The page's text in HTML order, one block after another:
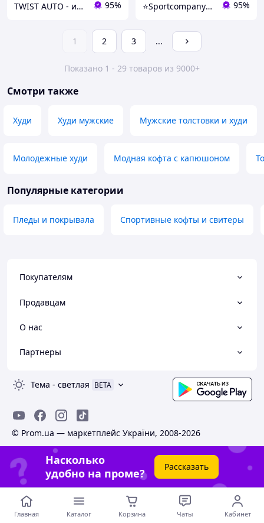
TWIST AUTO - инструмент по доступной цене 95% ⭐️Sportcompany⭐️ Інтернет магазин спортивних товарів⭐️ 95%
1 2 3 ...
Показано 1 - 29 товаров из 9000+
Смотри также
Худи Худи мужские Мужские толстовки и худи
Молодежные худи Модная кофта с капюшоном
Популярные категории
Пледы и покрывала Спортивные кофты и свитеры
Покупателям
Продавцам
О нас
Партнеры
Тема - светлая BETA
© Prom.ua — маркетплейс України, 2008-2026
Насколько
удобно на проме?
Рассказать
Главная Каталог Корзина Чаты Кабинет